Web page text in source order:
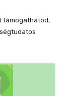
támogathatod,